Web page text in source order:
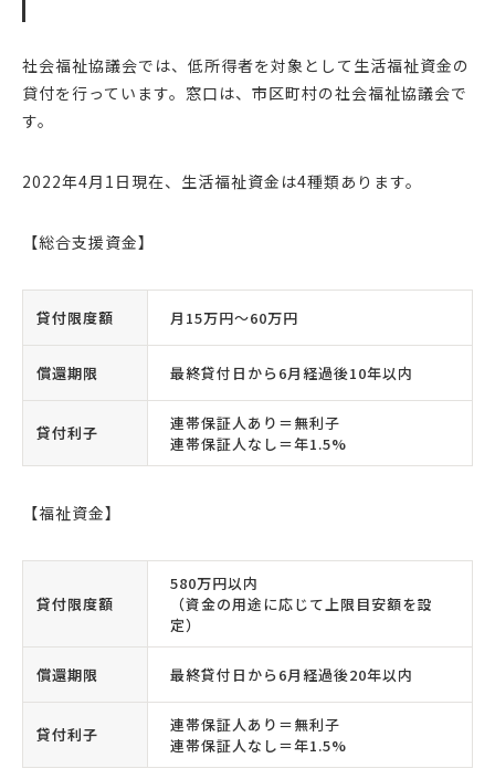
社会福祉協議会では、低所得者を対象として生活福祉資金の
貸付を行っています。窓口は、市区町村の社会福祉協議会で
す。
2022年4月1日現在、生活福祉資金は4種類あります。
【総合支援資金】
貸付限度額 月15万円〜60万円
償還期限 最終貸付日から6月経過後10年以内
貸付利子
連帯保証人あり＝無利子
連帯保証人なし＝年1.5%
【福祉資金】
貸付限度額
580万円以内
（資金の用途に応じて上限目安額を設
定）
償還期限 最終貸付日から6月経過後20年以内
貸付利子
連帯保証人あり＝無利子
連帯保証人なし＝年1.5%